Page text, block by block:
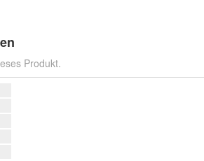
Produkt.